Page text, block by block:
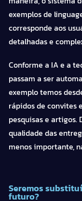
exemplos de
corresponde aos
detalhadas e
Conforme a IA e a
passam a ser
exemplo temos
rápidos de convites
pesquisas e artigos.
qualidade das
menos importante,
Seremos
futuro?